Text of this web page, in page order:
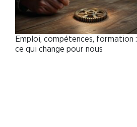
Emploi, compétences, formation :
ce qui change pour nous